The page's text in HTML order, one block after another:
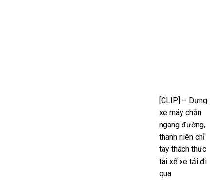
[CLIP] – Dựng
xe máy chắn
ngang đường,
thanh niên chỉ
tay thách thức
tài xế xe tải đi
qua